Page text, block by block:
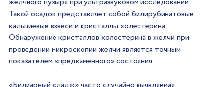
Такой осадок представляет собой билирубинатовые
кальциевые взвеси и кристаллы холестерина.
Обнаружение кристаллов холестерина в желчи при
проведении микроскопии желчи является точным
показателем «предкаменного» состояния.